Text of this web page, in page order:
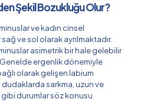
Şekil Bozukluğu Olur?
ve kadın cinsel
ve sol olarak ayrılmaktadır.
asimetrik bir hale gelebilir
ergenlik dönemiyle
olarak gelişen labium
sarkma, uzun ve
gibi durumlar söz konusu